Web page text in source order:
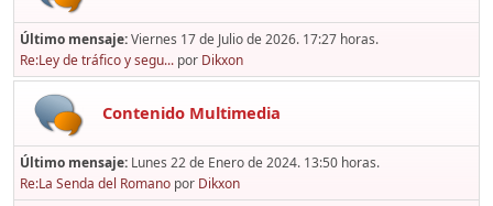
Último mensaje:Viernes 17 de Julio de 2026. 17:27 horas.
Re:Ley de tráfico y segu... por Dikxon
Contenido Multimedia
Último mensaje: Lunes 22 de Enero de 2024. 13:50 horas.
Re:La Senda del Romano por Dikxon